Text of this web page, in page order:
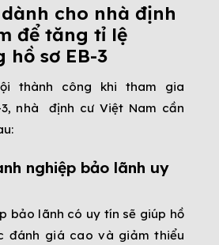
cho nhà định
để tăng tỉ lệ
hồ sơ EB-3
thành công khi tham gia
3, nhà định cư Việt Nam cần
nghiệp bảo lãnh uy
bảo lãnh có uy tín sẽ giúp hồ
đánh giá cao và giảm thiểu